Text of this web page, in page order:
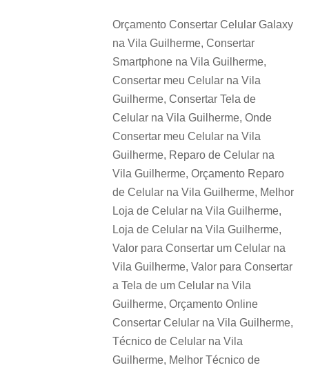
Orçamento Consertar Celular Galaxy
na Vila Guilherme, Consertar
Smartphone na Vila Guilherme,
Consertar meu Celular na Vila
Guilherme, Consertar Tela de
Celular na Vila Guilherme, Onde
Consertar meu Celular na Vila
Guilherme, Reparo de Celular na
Vila Guilherme, Orçamento Reparo
de Celular na Vila Guilherme, Melhor
Loja de Celular na Vila Guilherme,
Loja de Celular na Vila Guilherme,
Valor para Consertar um Celular na
Vila Guilherme, Valor para Consertar
a Tela de um Celular na Vila
Guilherme, Orçamento Online
Consertar Celular na Vila Guilherme,
Técnico de Celular na Vila
Guilherme, Melhor Técnico de